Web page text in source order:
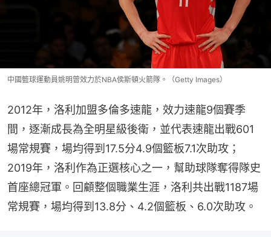
中國籃球運動員姚明曾效力於NBA侯斯頓火箭隊。（Getty Images）
2012年，洛利加盟多倫多速龍，效力速龍9個賽季
間，逐漸成長為全明星級後衛，並代表速龍出戰601
場常規賽，場均得到17.5分4.9個籃板7.1次助攻；
2019年，洛利作為正選核心之一，幫助球隊奪得隊史
首座總冠軍。回顧整個職業生涯，洛利共出戰1187場
常規賽，場均得到13.8分、4.2個籃板、6.0次助攻。